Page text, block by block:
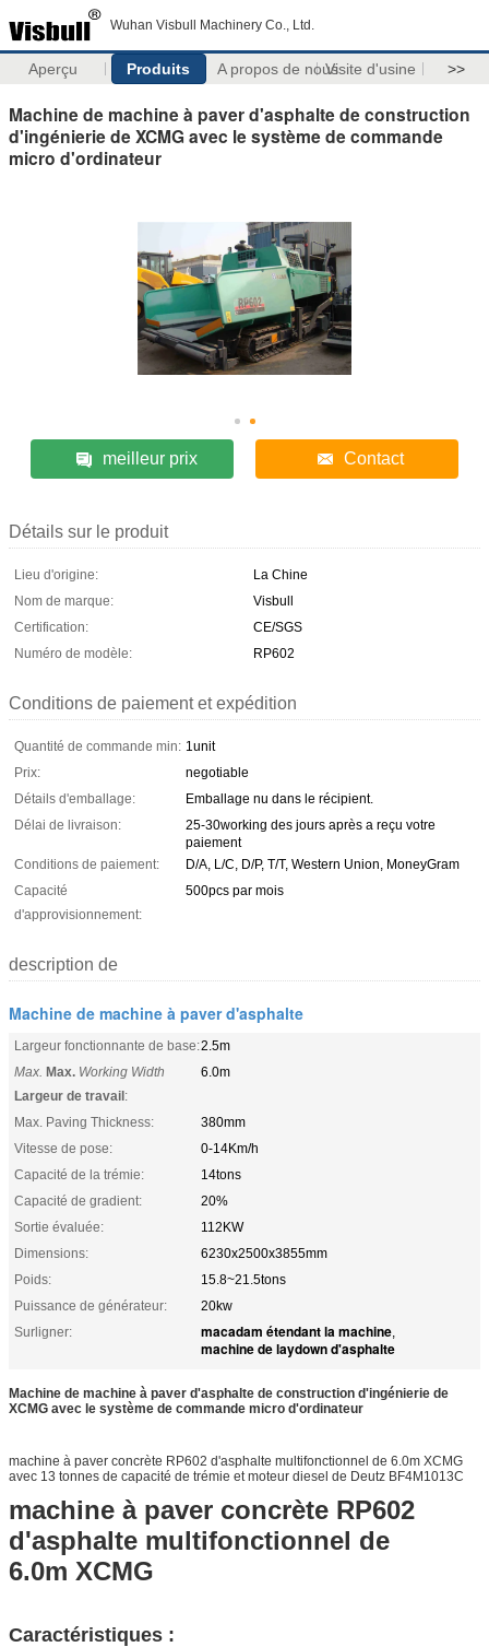
Wuhan Visbull Machinery Co., Ltd.
Aperçu Produits A propos de nousVisite d'usine >>
Machine de machine à paver d'asphalte de construction
d'ingénierie de XCMG avec le système de commande
micro d'ordinateur
meilleur prix Contact
Détails sur le produit
Lieu d'origine:
La Chine
Nom de marque:
Visbull
Certification:
CE/SGS
Numéro de modèle:
RP602
Conditions de paiement et expédition
Quantité de commande min: 1unit
Prix:
negotiable
Détails d'emballage:
Emballage nu dans le récipient.
Délai de livraison:
25-30working des jours après a reçu votre
paiement
Conditions de paiement:
D/A, L/C, D/P, T/T, Western Union, MoneyGram
Capacité
d'approvisionnement:
500pcs par mois
description de
Machine de machine à paver d'asphalte
Largeur fonctionnante de base:2.5m
Max. Max. Working Width
Largeur de travail:
6.0m
Max. Paving Thickness:
380mm
Vitesse de pose:
0-14Km/h
Capacité de la trémie:
14tons
Capacité de gradient:
20%
Sortie évaluée:
112KW
Dimensions:
6230x2500x3855mm
Poids:
15.8~21.5tons
Puissance de générateur:
20kw
Surligner:
macadam étendant la machine,
machine de laydown d'asphalte
Machine de machine à paver d'asphalte de construction d'ingénierie de
XCMG avec le système de commande micro d'ordinateur
machine à paver concrète RP602 d'asphalte multifonctionnel de 6.0m XCMG
avec 13 tonnes de capacité de trémie et moteur diesel de Deutz BF4M1013C
machine à paver concrète RP602
d'asphalte multifonctionnel de
6.0m XCMG
Caractéristiques :